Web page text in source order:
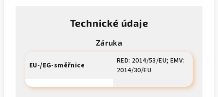
Technické údaje
Záruka
EU-/EG-směřnice
RED: 2014/53/EU; EMV:
2014/30/EU